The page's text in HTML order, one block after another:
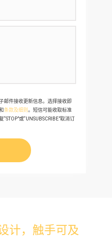
邮件接收更新信息。选择接收即
条款及细则。短信可能收取标准
或“UNSUBSCRIBE”取消订
计，触手可及